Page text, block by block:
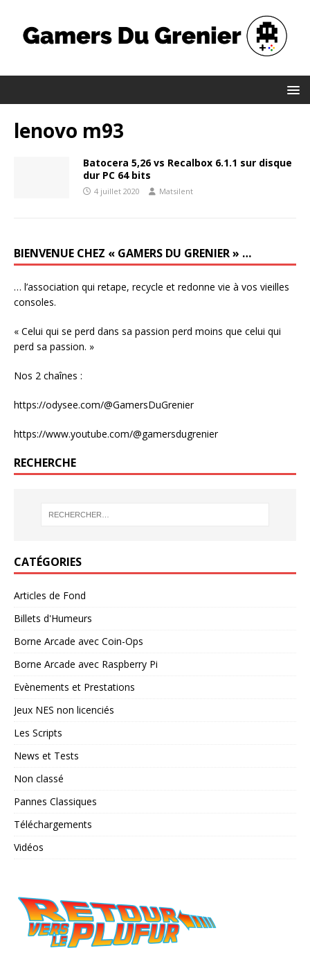
lenovo m93
Batocera 5,26 vs Recalbox 6.1.1 sur disque
dur PC 64 bits
4 juillet 2020 Matsilent
BIENVENUE CHEZ « GAMERS DU GRENIER » …
… l’association qui retape, recycle et redonne vie à vos vieilles
consoles.
« Celui qui se perd dans sa passion perd moins que celui qui
perd sa passion. »
Nos 2 chaînes :
https://odysee.com/@GamersDuGrenier
https://www.youtube.com/@gamersdugrenier
RECHERCHE
CATÉGORIES
Articles de Fond
Billets d'Humeurs
Borne Arcade avec Coin-Ops
Borne Arcade avec Raspberry Pi
Evènements et Prestations
Jeux NES non licenciés
Les Scripts
News et Tests
Non classé
Pannes Classiques
Téléchargements
Vidéos